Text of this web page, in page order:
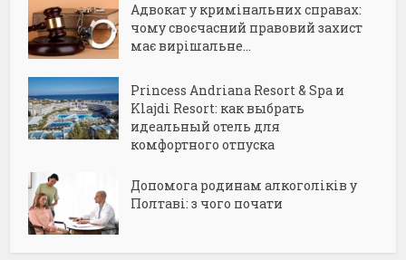
Адвокат у кримінальних справах:
чому своєчасний правовий захист
має вирішальне...
Princess Andriana Resort & Spa и
Klajdi Resort: как выбрать
идеальный отель для
комфортного отпуска
Допомога родинам алкоголіків у
Полтаві: з чого почати